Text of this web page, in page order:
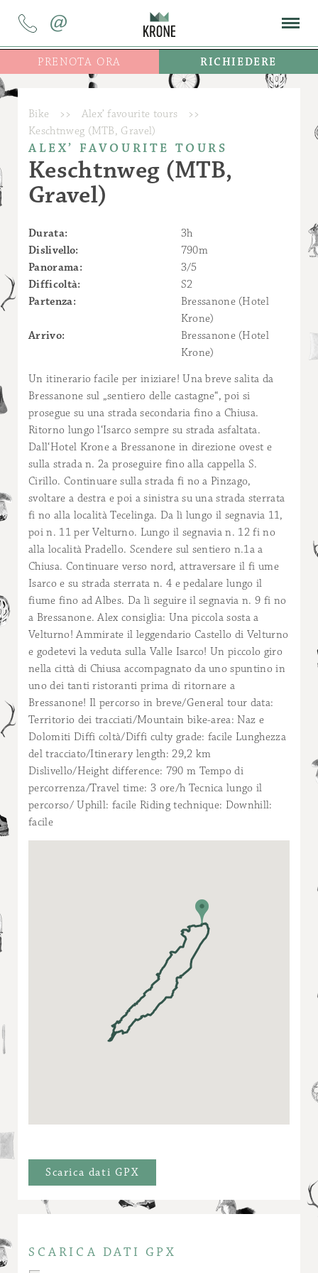
@
PRENOTA ORA RICHIEDERE
Bike >> Alex’ favourite tours
>>
Keschtnweg (MTB, Gravel)
ALEX’ FAVOURITE TOURS
Keschtnweg (MTB,
Gravel)
Durata:
3h
Dislivello:
790m
Panorama:
3/5
Difficoltà:
S2
Partenza:
Bressanone (Hotel
Krone)
Arrivo:
Bressanone (Hotel
Krone)
Un itinerario facile per iniziare! Una breve salita da
Bressanone sul „sentiero delle castagne“, poi si
prosegue su una strada secondaria fino a Chiusa.
Ritorno lungo l‘Isarco sempre su strada asfaltata.
Dall‘Hotel Krone a Bressanone in direzione ovest e
sulla strada n. 2a proseguire fino alla cappella S.
Cirillo. Continuare sulla strada fi no a Pinzago,
svoltare a destra e poi a sinistra su una strada sterrata
fi no alla località Tecelinga. Da lì lungo il segnavia 11,
poi n. 11 per Velturno. Lungo il segnavia n. 12 fi no
alla località Pradello. Scendere sul sentiero n.1a a
Chiusa. Continuare verso nord, attraversare il fi ume
Isarco e su strada sterrata n. 4 e pedalare lungo il
fiume fino ad Albes. Da lì seguire il segnavia n. 9 fi no
a Bressanone. Alex consiglia: Una piccola sosta a
Velturno! Ammirate il leggendario Castello di Velturno
e godetevi la veduta sulla Valle Isarco! Un piccolo giro
nella città di Chiusa accompagnato da uno spuntino in
uno dei tanti ristoranti prima di ritornare a
Bressanone! Il percorso in breve/General tour data:
Territorio dei tracciati/Mountain bike-area: Naz e
Dolomiti Diffi coltà/Diffi culty grade: facile Lunghezza
del tracciato/Itinerary length: 29,2 km
Dislivello/Height difference: 790 m Tempo di
percorrenza/Travel time: 3 ore/h Tecnica lungo il
percorso/ Uphill: facile Riding technique: Downhill:
facile
Scarica dati GPX
SCARICA DATI GPX